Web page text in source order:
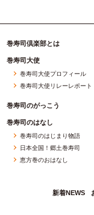
巻寿司倶楽部とは
巻寿司大使
巻寿司大使プロフィール
巻寿司大使リレーレポート
巻寿司のがっこう
巻寿司のはなし
巻寿司のはじまり物語
日本全国！郷土巻寿司
恵方巻のおはなし
新着NEWS